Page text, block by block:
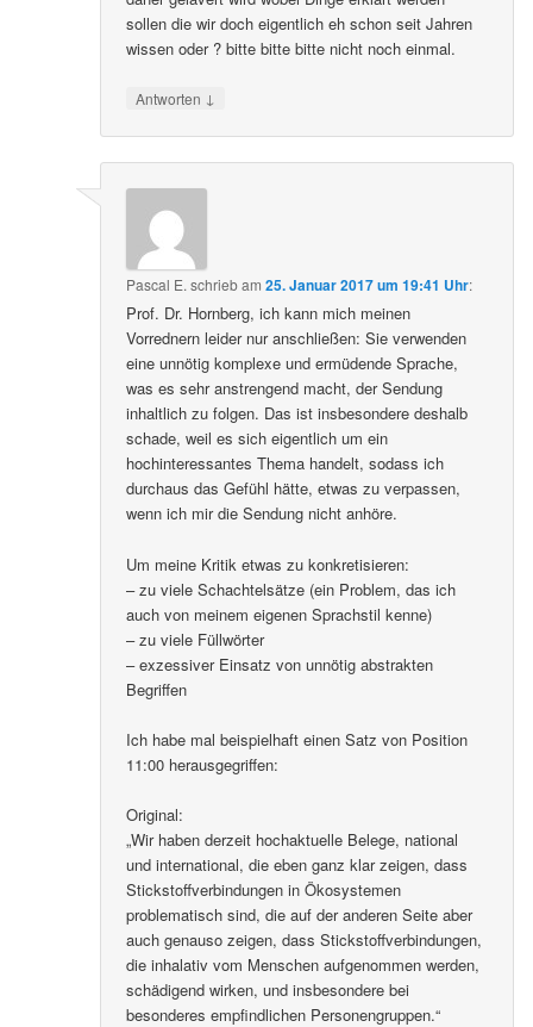
sollen die wir doch eigentlich eh schon seit Jahren
wissen oder ? bitte bitte bitte nicht noch einmal.
Antworten ↓
Pascal E.schriebam25. Januar 2017 um 19:41 Uhr:
Prof. Dr. Hornberg, ich kann mich meinen
Vorrednern leider nur anschließen: Sie verwenden
eine unnötig komplexe und ermüdende Sprache,
was es sehr anstrengend macht, der Sendung
inhaltlich zu folgen. Das ist insbesondere deshalb
schade, weil es sich eigentlich um ein
hochinteressantes Thema handelt, sodass ich
durchaus das Gefühl hätte, etwas zu verpassen,
wenn ich mir die Sendung nicht anhöre.
Um meine Kritik etwas zu konkretisieren:
– zu viele Schachtelsätze (ein Problem, das ich
auch von meinem eigenen Sprachstil kenne)
– zu viele Füllwörter
– exzessiver Einsatz von unnötig abstrakten
Begriffen
Ich habe mal beispielhaft einen Satz von Position
11:00 herausgegriffen:
Original:
„Wir haben derzeit hochaktuelle Belege, national
und international, die eben ganz klar zeigen, dass
Stickstoffverbindungen in Ökosystemen
problematisch sind, die auf der anderen Seite aber
auch genauso zeigen, dass Stickstoffverbindungen,
die inhalativ vom Menschen aufgenommen werden,
schädigend wirken, und insbesondere bei
besonderes empfindlichen Personengruppen.“